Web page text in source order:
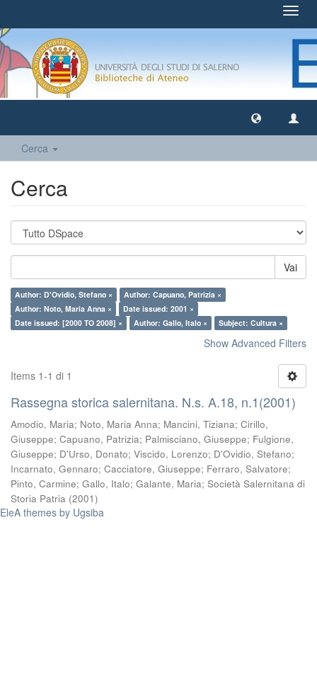
Cerca
Cerca
Vai
Author: D'Ovidio, Stefano ×
Author: Capuano, Patrizia ×
Author: Noto, Maria Anna ×
Date issued: 2001 ×
Date issued: [2000 TO 2008] ×
Author: Gallo, Italo × Subject: Cultura ×
Show Advanced Filters
Items 1-1 di 1
Rassegna storica salernitana. N.s. A.18, n.1(2001)
Amodio, Maria; Noto, Maria Anna; Mancini, Tiziana; Cirillo,
Giuseppe; Capuano, Patrizia; Palmisciano, Giuseppe; Fulgione,
Giuseppe; D'Urso, Donato; Viscido, Lorenzo; D'Ovidio, Stefano;
Incarnato, Gennaro; Cacciatore, Giuseppe; Ferraro, Salvatore;
Pinto, Carmine; Gallo, Italo; Galante, Maria; Società Salernitana di
Storia Patria (2001)
EleA themes by Ugsiba